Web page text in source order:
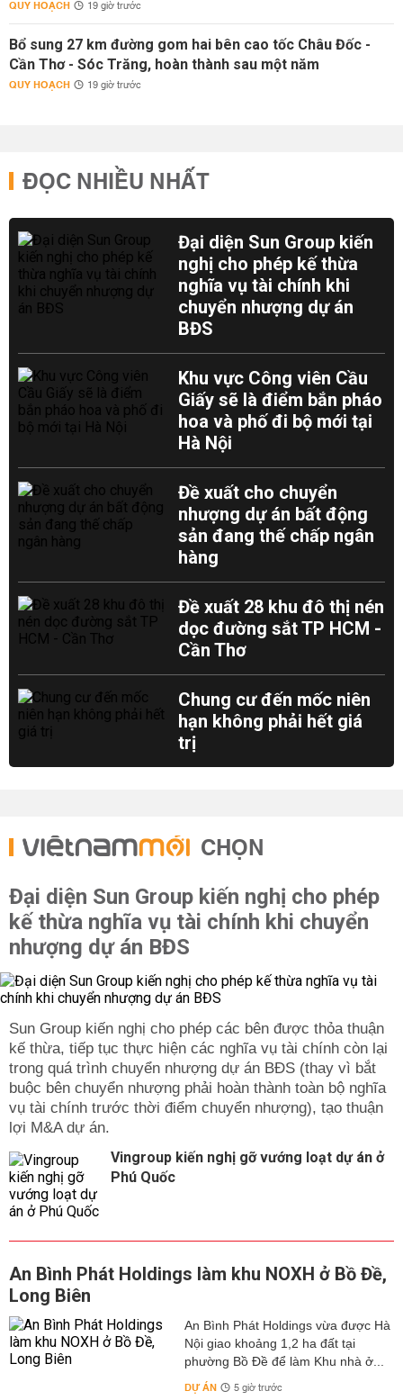
QUY HOẠCH 19 giờ trước
Bổ sung 27 km đường gom hai bên cao tốc Châu Đốc -
Cần Thơ - Sóc Trăng, hoàn thành sau một năm
QUY HOẠCH 19 giờ trước
ĐỌC NHIỀU NHẤT
Đại diện Sun Group kiến
nghị cho phép kế thừa
nghĩa vụ tài chính khi
chuyển nhượng dự án
BĐS
Khu vực Công viên Cầu
Giấy sẽ là điểm bắn pháo
hoa và phố đi bộ mới tại
Hà Nội
Đề xuất cho chuyển
nhượng dự án bất động
sản đang thế chấp ngân
hàng
Đề xuất 28 khu đô thị nén
dọc đường sắt TP HCM -
Cần Thơ
Chung cư đến mốc niên
hạn không phải hết giá
trị
CHỌN
Đại diện Sun Group kiến nghị cho phép
kế thừa nghĩa vụ tài chính khi chuyển
nhượng dự án BĐS
Sun Group kiến nghị cho phép các bên được thỏa thuận
kế thừa, tiếp tục thực hiện các nghĩa vụ tài chính còn lại
trong quá trình chuyển nhượng dự án BĐS (thay vì bắt
buộc bên chuyển nhượng phải hoàn thành toàn bộ nghĩa
vụ tài chính trước thời điểm chuyển nhượng), tạo thuận
lợi M&A dự án.
Vingroup kiến nghị gỡ vướng loạt dự án ở
Phú Quốc
An Bình Phát Holdings làm khu NOXH ở Bồ Đề,
Long Biên
An Bình Phát Holdings vừa được Hà
Nội giao khoảng 1,2 ha đất tại
phường Bồ Đề để làm Khu nhà ở...
DỰ ÁN 5 giờ trước